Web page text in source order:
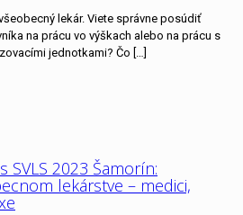
lekár. Viete správne posúdiť
na prácu vo výškach alebo na prácu s
jednotkami? Čo […]
SVLS 2023 Šamorín:
lekárstve – medici,